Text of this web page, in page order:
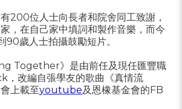
200位人士向長者和院舍同工致謝，
，在自己家中填詞和製作音樂，而今
90歲人士拍攝鼓勵短片。
Together》是由前任及現任匯豐職
，改編自張學友的歌曲《真情流
上載至youtube及恩橡基金會的FB